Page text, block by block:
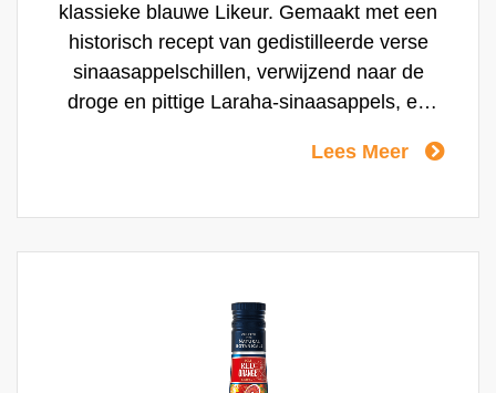
klassieke blauwe Likeur. Gemaakt met een
historisch recept van gedistilleerde verse
sinaasappelschillen, verwijzend naar de
droge en pittige Laraha-sinaasappels, en
Deze ruminfusie, bereid in onze
met typische smaakvolle eilandbotanicals,
zoals vanille, paradijskorrels en kardemom.
de likeur. Ze voegen warmte en tropische
kruidige tonen toe aan de rum, wat de drank
extra kracht en een premium smaak geeft.
Lees Meer